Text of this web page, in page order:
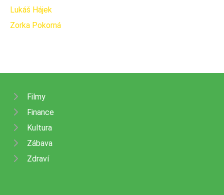
Lukáš Hájek
Zorka Pokorná
Filmy
Finance
Kultura
Zábava
Zdraví